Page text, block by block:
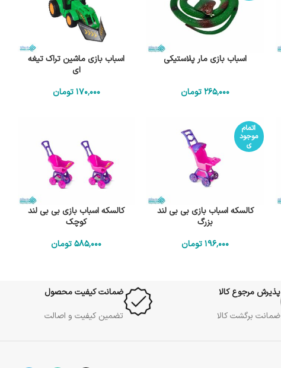
اسباب بازی مار پلاستیکی
265٬000تومان
اسباب بازی ماشین تراک تیغه
ای
170٬000 تومان
اتمام
موجود
ی
کالسکه اسباب بازی بی بی لند
بزرگ
196٬000تومان
کالسکه اسباب بازی بی بی لند
کوچک
585٬000 تومان
پذیرش مرجوع کالا
ضمانت برگشت کالا
ضمانت کیفیت محصول
تضمین کیفیت و اصالت